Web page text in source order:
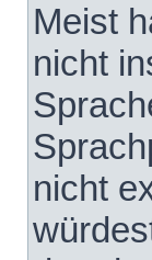
Meist
nicht
nicht